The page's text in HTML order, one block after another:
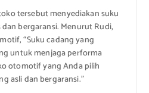
tersebut menyediakan suku
bergaransi. Menurut Rudi,
“Suku cadang yang
untuk menjaga performa
otomotif yang Anda pilih
asli dan bergaransi.”